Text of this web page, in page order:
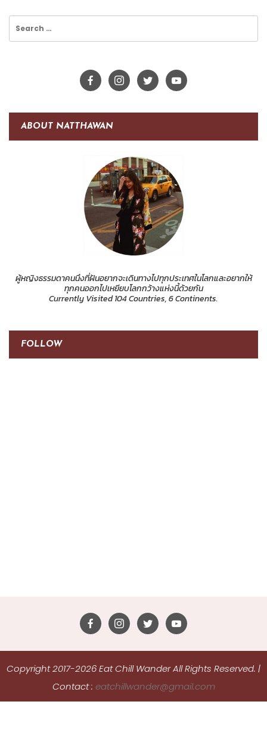
Search
for:
ABOUT NATTHAWAN
ผู้หญิงธรรมดาคนนึงที่ฝันอยากจะเดินทางไปทุกประเทศในโลกและอยากให้
ทุกคนออกไปเหยียบโลกกว้างแห่งนี้ด้วยกัน
Currently Visited 104 Countries, 6 Continents.
FOLLOW
Copyright 2017-2026 Eat Chill Wander All Rights Reserved. |
Contact : eatchillwander@gmail.com